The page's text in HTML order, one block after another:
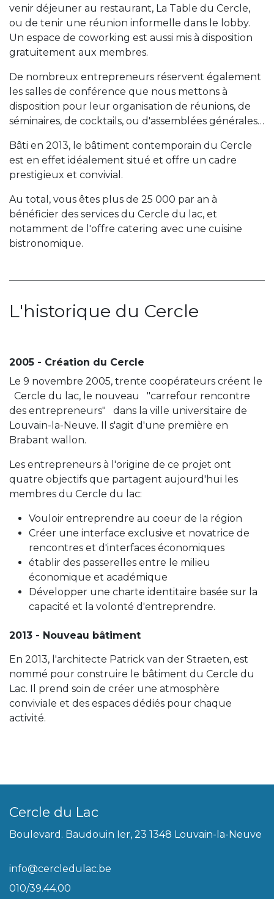
venir déjeuner au restaurant, La Table du Cercle,
ou de tenir une réunion informelle dans le lobby.
Un espace de coworking est aussi mis à disposition
gratuitement aux membres.
De nombreux entrepreneurs réservent également
les salles de conférence que nous mettons à
disposition pour leur organisation de réunions, de
séminaires, de cocktails, ou d'assemblées générales…
Bâti en 2013, le bâtiment contemporain du Cercle
est en effet idéalement situé et offre un cadre
prestigieux et convivial.
Au total, vous êtes plus de 25 000 par an à
bénéficier des services du Cercle du lac, et
notamment de l'offre catering avec une cuisine
bistronomique.
L'historique du Cercle
2005 - Création du Cercle
Le 9 novembre 2005, trente coopérateurs créent le
Cercle du lac, le nouveau "carrefour rencontre
des entrepreneurs" dans la ville universitaire de
Louvain-la-Neuve. Il s'agit d'une première en
Brabant wallon.
Les entrepreneurs à l'origine de ce projet ont
quatre objectifs que partagent aujourd'hui les
membres du Cercle du lac:
Vouloir entreprendre au coeur de la région
Créer une interface exclusive et novatrice de
rencontres et d'interfaces économiques
établir des passerelles entre le milieu
économique et académique
Développer une charte identitaire basée sur la
capacité et la volonté d'entreprendre.
2013 - Nouveau bâtiment
En 2013, l'architecte Patrick van der Straeten, est
nommé pour construire le bâtiment du Cercle du
Lac. Il prend soin de créer une atmosphère
conviviale et des espaces dédiés pour chaque
activité.
Cercle du Lac
Boulevard. Baudouin Ier, 23 1348 Louvain-la-Neuve
info@cercledulac.be
010/39.44.00